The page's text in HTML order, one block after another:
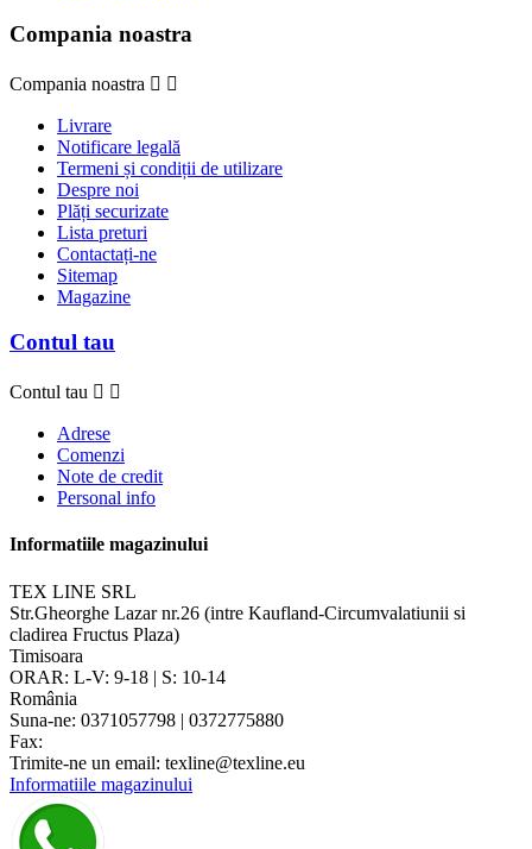
Compania noastra
Compania noastra  
Livrare
Notificare legală
Termeni și condiții de utilizare
Despre noi
Plăți securizate
Lista preturi
Contactați-ne
Sitemap
Magazine
Contul tau
Contul tau  
Adrese
Comenzi
Note de credit
Personal info
Informatiile magazinului
TEX LINE SRL
Str.Gheorghe Lazar nr.26 (intre Kaufland-Circumvalatiunii si
cladirea Fructus Plaza)
Timisoara
ORAR: L-V: 9-18 | S: 10-14
România
Suna-ne: 0371057798 | 0372775880
Fax:
Trimite-ne un email: texline@texline.eu
Informatiile magazinului